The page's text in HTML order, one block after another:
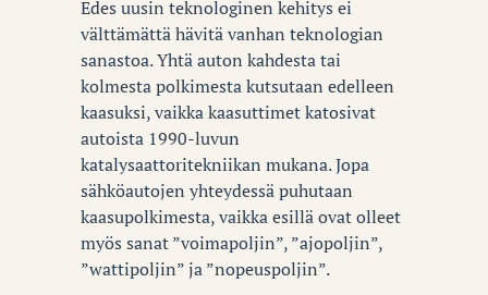
Edes uusin teknologinen kehitys ei
välttämättä hävitä vanhan teknologian
sanastoa. Yhtä auton kahdesta tai
kolmesta polkimesta kutsutaan edelleen
kaasuksi, vaikka kaasuttimet katosivat
autoista 1990-luvun
katalysaattoritekniikan mukana. Jopa
sähköautojen yhteydessä puhutaan
kaasupolkimesta, vaikka esillä ovat olleet
myös sanat ”voimapoljin”, ”ajopoljin”,
”wattipoljin” ja ”nopeuspoljin”.